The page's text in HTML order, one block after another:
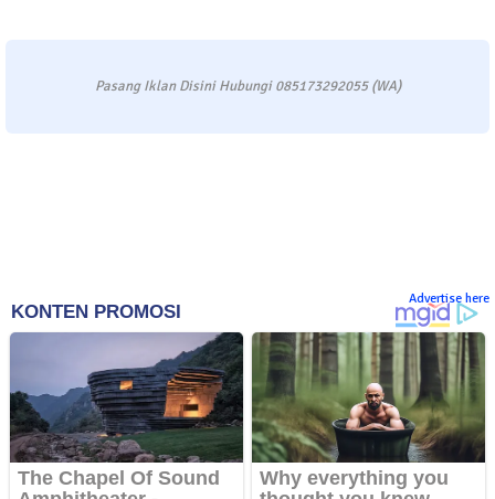
Pasang Iklan Disini Hubungi 085173292055 (WA)
Advertise here